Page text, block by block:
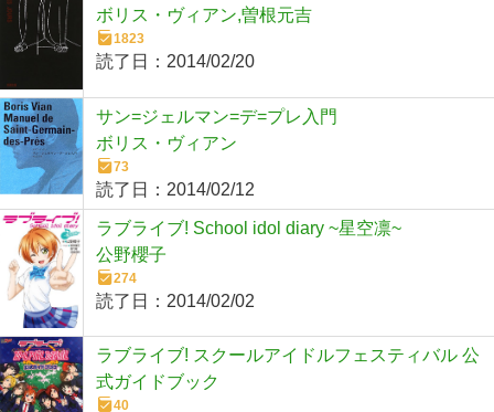
ボリス・ヴィアン,曽根元吉
1823
読了日： 2014/02/20
サン=ジェルマン=デ=プレ入門
ボリス・ヴィアン
73
読了日： 2014/02/12
ラブライブ! School idol diary ~星空凛~
公野櫻子
274
読了日： 2014/02/02
ラブライブ! スクールアイドルフェスティバル 公
式ガイドブック
40